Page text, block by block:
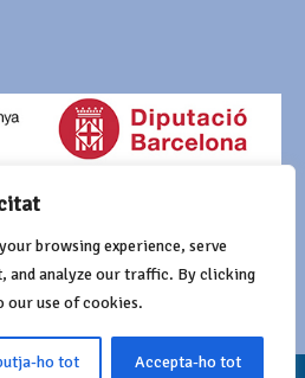
browsing experience, serve
and analyze our traffic. By clicking
our use of cookies.
ho tot Accepta-ho tot
de Catalunya